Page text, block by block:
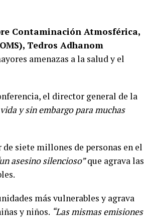
Contaminación Atmosférica,
Tedros Adhanom
amenazas a la salud y el
el director general de la
y sin embargo para muchas
siete millones de personas en el
asesino silencioso”que agrava las
más vulnerables y agrava
y niños. “Las mismas emisiones